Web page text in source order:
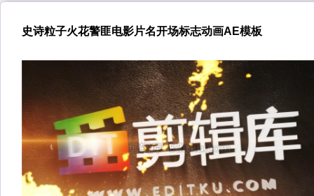
史诗粒子火花警匪电影片名开场标志动画AE模板